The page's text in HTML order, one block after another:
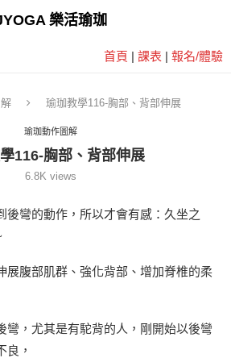
樂活瑜珈
首頁 | 課表 | 報名/體驗
瑜珈教學116-胸部、背部伸展
瑜珈動作圖解
116-胸部、背部伸展
6.8K views
後彎的動作，所以才會有感：久坐之
展腹部肌群、強化背部、增加脊椎的柔
彎，尤其是有駝背的人，剛開始以後彎
良，